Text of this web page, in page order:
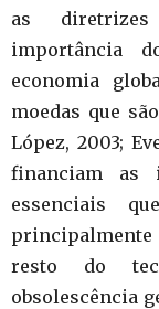
as
importância
economia
moedas que
López, 2003;
financiam as
essenciais
principalmente
resto do
obsolescência